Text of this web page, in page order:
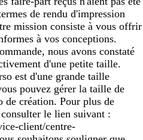
de rendu d'impression
mission consiste à vous offrir
à vos conceptions.
nous avons constaté
d'une petite taille.
est d'une grande taille
pouvez gérer la taille de
de création. Pour plus de
le lien suivant :
client/centre-